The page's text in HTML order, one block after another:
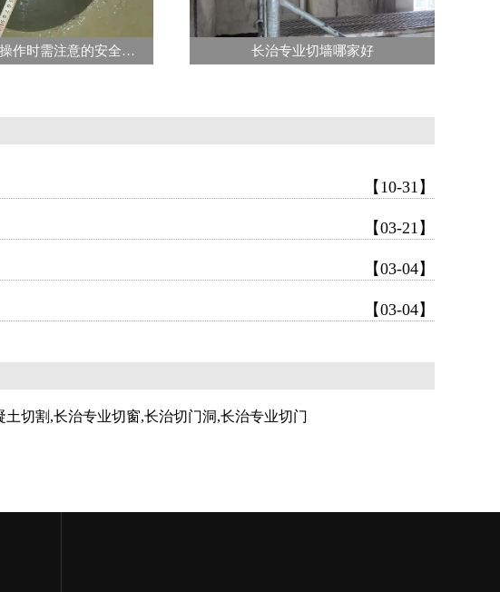
长治进行钻孔操作时需注意的安全要点-长治专业水钻打孔 长治专业切墙哪家好
【10-31】
【03-21】
【03-04】
【03-04】
切割,长治专业切窗,长治切门洞,长治专业切门